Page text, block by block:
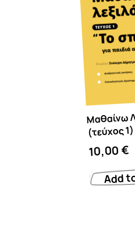
Μαθαίνω
(τεύχος 1)
10,00€
Add